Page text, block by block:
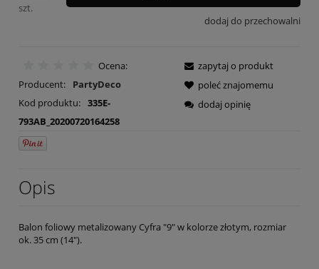
szt.
dodaj do przechowalni
Ocena:
Producent:
PartyDeco
Kod produktu: 335E-
793AB_20200720164258
zapytaj o produkt
poleć znajomemu
dodaj opinię
Opis
Balon foliowy metalizowany Cyfra "9" w kolorze złotym, rozmiar
ok. 35 cm (14").